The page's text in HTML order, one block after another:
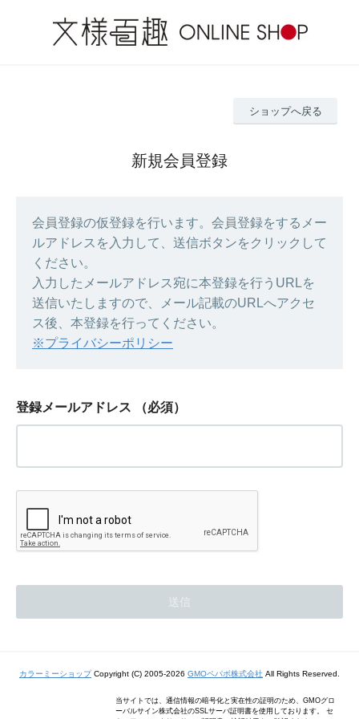
ショップへ戻る
新規会員登録
会員登録の仮登録を行います。会員登録をするメー
ルアドレスを入力して、送信ボタンをクリックして
ください。
入力したメールアドレス宛に本登録を行うURLを
送信いたしますので、メール記載のURLへアクセ
ス後、本登録を行ってください。
※プライバシーポリシー
登録メールアドレス （必須）
カラーミーショップCopyright (C) 2005-2026 GMOペパボ株式会社 All Rights Reserved.
当サイトでは、通信情報の暗号化と実在性の証明のため、GMOグロ
ーバルサイン株式会社のSSLサーバ証明書を使用しております。 セ